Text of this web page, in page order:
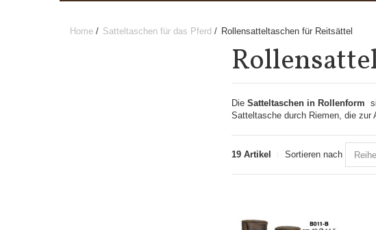
Home / Satteltaschen für das Pferd / Rollensatteltaschen für Reitsättel
Die Satteltaschen in Rollenform
Satteltasche durch Riemen, die zur
19 Artikel Sortieren nach